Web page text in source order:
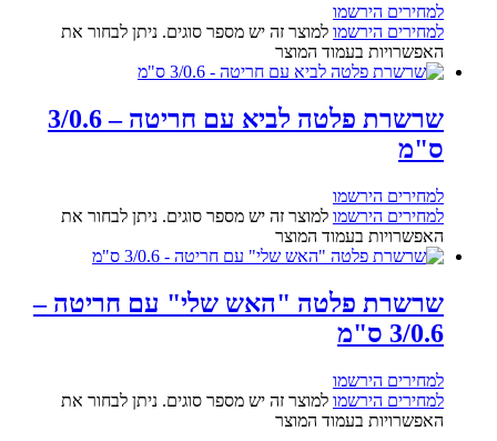
למחירים הירשמו
למחירים הירשמו למוצר זה יש מספר סוגים. ניתן לבחור את
האפשרויות בעמוד המוצר
שרשרת פלטה לביא עם חריטה – 3/0.6
ס"מ
למחירים הירשמו
למחירים הירשמו למוצר זה יש מספר סוגים. ניתן לבחור את
האפשרויות בעמוד המוצר
שרשרת פלטה "האש שלי" עם חריטה –
3/0.6 ס"מ
למחירים הירשמו
למחירים הירשמו למוצר זה יש מספר סוגים. ניתן לבחור את
האפשרויות בעמוד המוצר